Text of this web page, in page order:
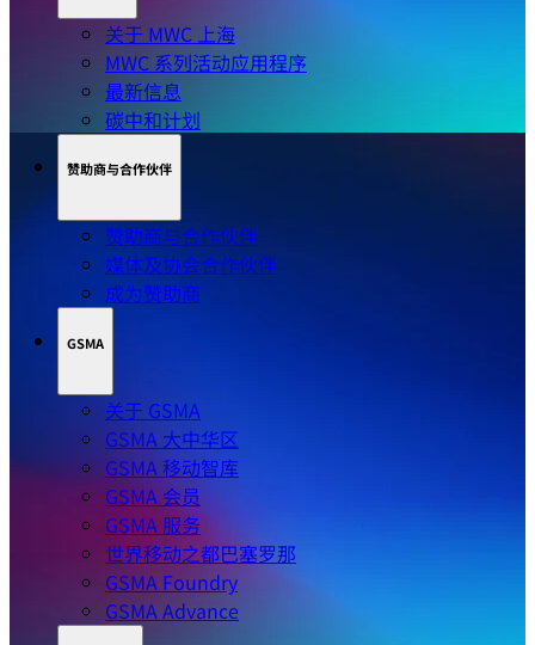
关于 MWC 上海
MWC 系列活动应用程序
最新信息
碳中和计划
赞助商与合作伙伴
赞助商与合作伙伴
媒体及协会合作伙伴
成为赞助商
GSMA
关于 GSMA
GSMA 大中华区
GSMA 移动智库
GSMA 会员
GSMA 服务
世界移动之都巴塞罗那
GSMA Foundry
GSMA Advance